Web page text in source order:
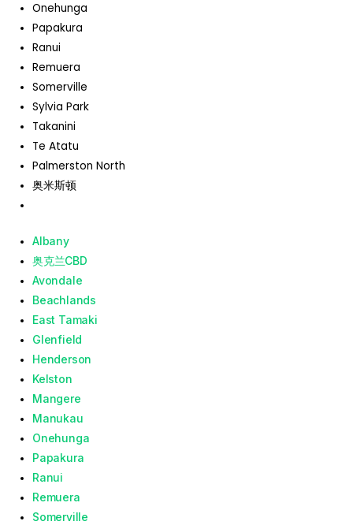
Onehunga
Papakura
Ranui
Remuera
Somerville
Sylvia Park
Takanini
Te Atatu
Palmerston North
奥米斯顿
Albany
奥克兰CBD
Avondale
Beachlands
East Tamaki
Glenfield
Henderson
Kelston
Mangere
Manukau
Onehunga
Papakura
Ranui
Remuera
Somerville